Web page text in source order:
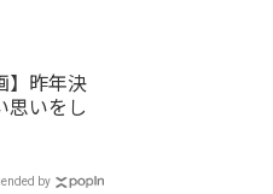
】昨年決
思いをし
子準々決
by